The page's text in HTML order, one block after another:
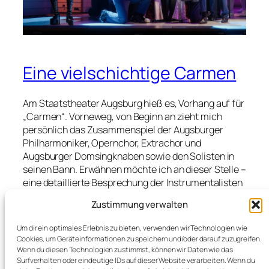
Zustimmung verwalten
Um dir ein optimales Erlebnis zu bieten, verwenden wir Technologien wie
Cookies, um Geräteinformationen zu speichern und/oder darauf zuzugreifen.
Wenn du diesen Technologien zustimmst, können wir Daten wie das
Surfverhalten oder eindeutige IDs auf dieser Website verarbeiten. Wenn du
Eine vielschichtige Carmen
Am Staatstheater Augsburg hieß es, Vorhang auf für
„Carmen“. Vorneweg, von Beginn an zieht mich
persönlich das Zusammenspiel der Augsburger
Philharmoniker, Opernchor, Extrachor und
Augsburger Domsingknaben sowie den Solisten in
seinen Bann. Erwähnen möchte ich an dieser Stelle –
eine detaillierte Besprechung der Instrumentalisten
der Kulturkritik – Natalya Boeva (Carmen), Jihyun
Cecilia Lee (Michaela) und Gasttenor Xavier
Moreno (Don José): Bravo. Moreno (im Bild links mit
Kollege Shin Yeo, die ich beide nach der Premiere
kurz sprechen konnte)…